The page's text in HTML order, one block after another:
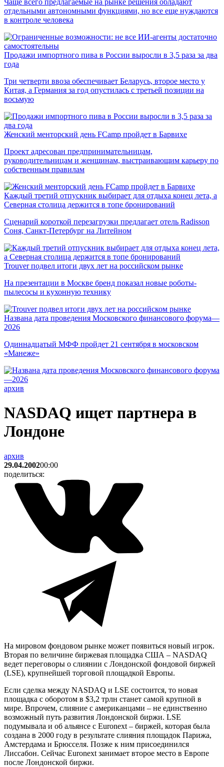
Чаще всего предлагаемые на рынке решения обладают
отдельными автономными функциями, но все еще нуждаются
в контроле человека
Продажи импортного пива в России выросли в 3,5 раза за два
года
Три четверти ввоза обеспечивает Беларусь, второе место у
Китая, а Германия за год опустилась с третьей позиции на
восьмую
Женский менторский день FCamp пройдет в Барвихе
Проект адресован предпринимательницам,
руководительницам и женщинам, выстраивающим карьеру по
собственным правилам
Каждый третий отпускник выбирает для отдыха конец лета, а
Северная столица держится в топе бронирований
Сценарий короткой перезагрузки предлагает отель Radisson
Соня, Санкт-Петербург на Литейном
Trouver подвел итоги двух лет на российском рынке
На презентации в Москве бренд показал новые роботы-
пылесосы и кухонную технику
Названа дата проведения Московского финансового форума—
2026
Одиннадцатый МФФ пройдет 21 сентября в московском
«Манеже»
архив
NASDAQ ищет партнера в
Лондоне
архив
29.04.200200:00
поделиться:
На мировом фондовом рынке может появиться новый игрок.
Вторая по величине биржевая площадка США – NASDAQ
ведет переговоры о слиянии с Лондонской фондовой биржей
(LSE), крупнейшей торговой площадкой Европы.
Если сделка между NASDAQ и LSE состоится, то новая
площадка с оборотом в $3,2 трлн станет самой крупной в
мире. Впрочем, слияние с американцами – не единственно
возможный путь развития Лондонской биржи. LSE
подумывала и об альянсе с Euronext – биржей, которая была
создана в 2000 году в результате слияния площадок Парижа,
Амстердама и Брюсселя. Позже к ним присоединился
Лиссабон. Сейчас Euronext занимает второе место в Европе
после Лондонской биржи.